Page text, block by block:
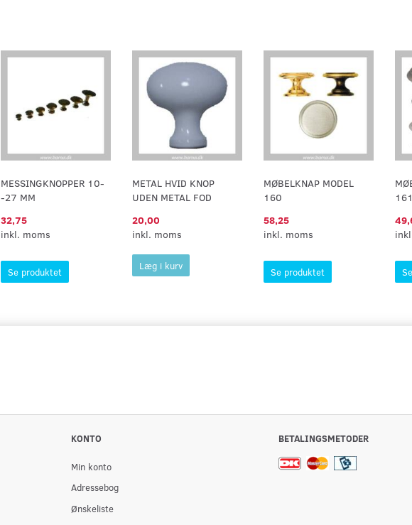
MESSINGKNOPPER 10-
-27 MM
32,75
inkl. moms
Se produktet
METAL HVID KNOP
UDEN METAL FOD
20,00
inkl. moms
Læg i kurv
MØBELKNAP MODEL
160
58,25
inkl. moms
Se produktet
KONTO
Min konto
Adressebog
Ønskeliste
BETALINGSMETODER